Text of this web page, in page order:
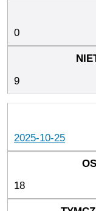
0
9
2025-10-25
18